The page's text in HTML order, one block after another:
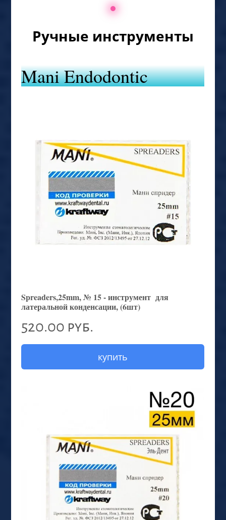
Ручные инструменты
Mani Endodontic
Spreaders,25mm, № 15 - инструмент для
латеральной конденсации, (6шт)
520.00 руб.
купить